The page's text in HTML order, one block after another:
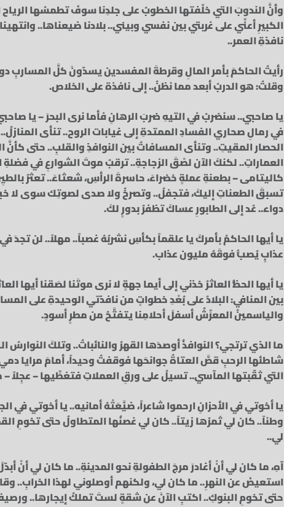
وأنَّ الندوبَ التي خلّفتها الخطوبُ على جلدِنا سوفَ تطمسُها
الكبيرِ أعنِّي على غربتي بين نفسي وبيني.. بلادنا ضيعناها..
نافذةِ العمر..
رأيتُ الحاكمَ بأمر المالِ وقرطةَ المفسدين يسدّونَ كلَّ المساربِ
وقلتُ: هو الدربُ أبعد مما نظنُ.. إلى نافذة على الخلاص.
يا صاحبي.. سنضربُ في التيهِ ضربَ الرهانِ فأما نرى البحرَ – يا
في رمالِ صحاري الفسادِ الممتدةِ إلى غيابات الروح.. تنأى
الحصار المقيتِ.. وتنأى المسافاتُ بين النوافذِ والقلبِ.. حتى
العماراتِ.. لكنكَ الآن لصْقَ الزجاجةِ.. ترقبُ موتَ الشوارعِ في
كاليتامى – بطعنةِ عملةٍ خضراءَ، حاسرةَ الرأسِ، شعثاءَ.. تعثرُ
تسبقَ الطعناتِ إليكَ، فتجفلُ.. وتصرخُ ولا صدى لصوتِك سوى لا خبزَ
دواء.. عُد إلى الطابورِ عساكَ تظفرُ بدورٍ لكَ.
يا أيها الحاكمُ بأمركَ يا علقماً بكأسِ نشربُهُ غصباً.. مهلاً.. لن
عذابٍ يُصبُّ فوقَهُ مليون عذاب.
يا أيها الحظُّ العاثرُ خذني إلى أيما جهةٍ لا نرى موتَنا لصَقنا أيها
بين المنافي: البلادُ على بُعْدِ خطواتٍ من نافذتي الوحيدةِ على
والياسمينُ المعرِّشُ أسفلَ أحلامِنا يتفتَّحُ من مطرٍ أسودٍ.
ما الذي ترتجي؟ النوافذُ أوصدَها القهرُ والنائباتُ.. وتلكَ النوارسُ
شاطئها الرحبِ قصَّ العتاةُ جوانحَها فوقفتُ وحيداً، أمامَ مرايا
التي ثقّبتها المآسي.. تسيلُ على ورقِ العملاتِ فتغطِّيها – عجِلاً
يا أخوتي في الأحزانِ ارحموا شاعراً، ضيَّعَتْهُ أمانيه.. يا أخوتي في
وطناً.. كان لي ثمرُها زيتاً.. كان لي غصنُها المتطاولُ حتى تخومِ
لي..
آهِ، ما كان لي أنْ أغادرَ مرجَ الطفولةِ نحو المدينةِ.. ما كان لي أنْ
استعيضَ عن النهرِ.. ما كان لي، ولكنهم أوصلوني لهذا الخرابِ..
حتى تخومِ البنوكِ.. اكتبِ الآنَ عن شقةٍ لستَ تملكُ إيجارها..